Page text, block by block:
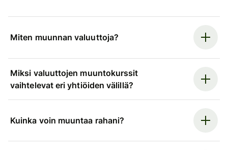
Miten muunnan valuuttoja?
Miksi valuuttojen muuntokurssit
vaihtelevat eri yhtiöiden välillä?
Kuinka voin muuntaa rahani?